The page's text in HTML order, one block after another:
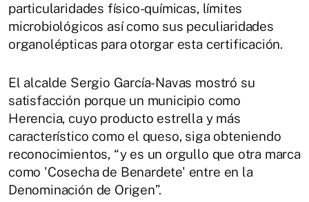
particularidades físico-químicas, límites
microbiológicos así como sus peculiaridades
organolépticas para otorgar esta certificación.
El alcalde Sergio García-Navas mostró su
satisfacción porque un municipio como
Herencia, cuyo producto estrella y más
característico como el queso, siga obteniendo
reconocimientos, “y es un orgullo que otra marca
como 'Cosecha de Benardete' entre en la
Denominación de Origen”.